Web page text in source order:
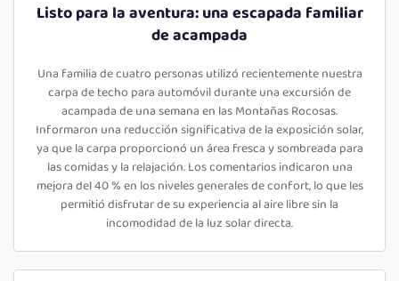
Listo para la aventura: una escapada familiar
de acampada
Una familia de cuatro personas utilizó recientemente nuestra
carpa de techo para automóvil durante una excursión de
acampada de una semana en las Montañas Rocosas.
Informaron una reducción significativa de la exposición solar,
ya que la carpa proporcionó un área fresca y sombreada para
las comidas y la relajación. Los comentarios indicaron una
mejora del 40 % en los niveles generales de confort, lo que les
permitió disfrutar de su experiencia al aire libre sin la
incomodidad de la luz solar directa.